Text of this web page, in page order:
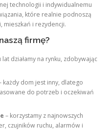
technologii i indywidualnemu
które realnie podnoszą
mieszkań i rezydencji.
firmę?
działamy na rynku, zdobywając
każdy dom jest inny, dlatego
do potrzeb i oczekiwań
– korzystamy z najnowszych
czujników ruchu, alarmów i